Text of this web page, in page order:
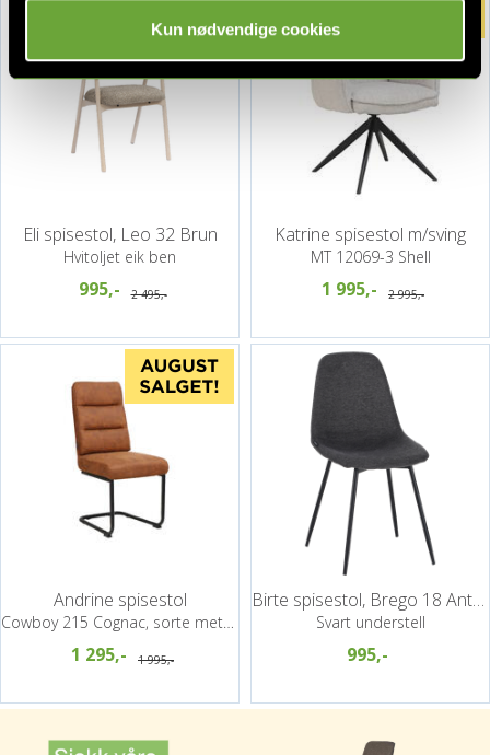
Kun nødvendige cookies
Eli spisestol, Leo 32 Brun
Hvitoljet eik ben
995,- 2 495,-
Katrine spisestol m/sving
MT 12069-3 Shell
1 995,- 2 995,-
Andrine spisestol
1 295,- 1 995,-
Birte spisestol, Brego 18 Antrasitt
Svart understell
995,-